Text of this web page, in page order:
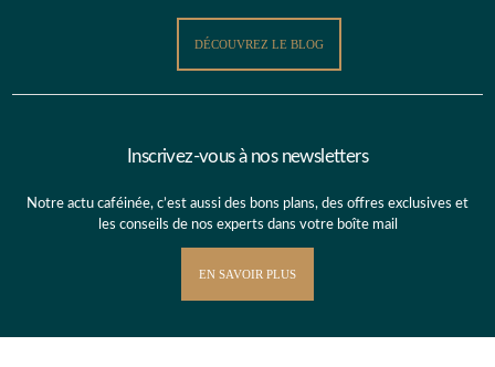
DÉCOUVREZ LE BLOG
Inscrivez-vous à nos newsletters
Notre actu caféinée, c’est aussi des bons plans, des offres exclusives et
les conseils de nos experts dans votre boîte mail
EN SAVOIR PLUS